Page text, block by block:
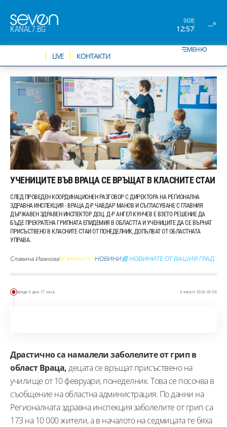
KANAL7.BG
908
12:57 --°
LIVE КОНТАКТИ
МЕНЮ
УЧЕНИЦИТЕ ВЪВ ВРАЦА СЕ ВРЪЩАТ В КЛАСНИТЕ СТАИ
СЛЕД ПРОВЕДЕН КООРДИНАЦИОНЕН РАЗГОВОР С ДИРЕКТОРА НА РЕГИОНАЛНА
ЗДРАВНА ИНСПЕКЦИЯ - ВРАЦА Д-Р ЧАВДАР МАНОВ И СЪГЛАСУВАНЕ С ГЛАВНИЯ
ДЪРЖАВЕН ЗДРАВЕН ИНСПЕКТОР ДОЦ. Д-Р АНГЕЛ КУНЧЕВ Е ВЗЕТО РЕШЕНИЕ ДА
БЪДЕ ПРЕКРАТЕНА ГРИПНАТА ЕПИДЕМИЯ В ОБЛАСТТА И УЧЕНИЦИТЕ ДА СЕ ВЪРНАТ
ПРИСЪСТВЕНО В КЛАСНИТЕ СТАИ ОТ ПОНЕДЕЛНИК, ДОПЪЛВАТ ОТ ОБЛАСТНАТА
УПРАВА.
Славина Иванова 7 февруари 2025НОВИНИ📰 НОВИНИТЕ ОТ ВАШИЯ ГРАД
преди 6 дни 17 часа 3 август 2026 20:06
Драстично са намалели заболелите от грип в
област Враца,децата се връщат присъствено на
училище от 10 февруари, понеделник. Това се посочва в
съобщение на областна администрация. По данни на
Регионалната здравна инспекция заболелите от грип са
173 на 10 000 жители, а в началото на седмицата те бяха